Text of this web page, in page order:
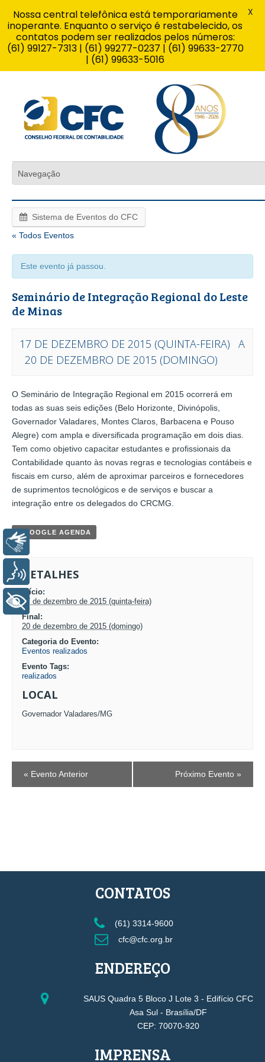
Sistema de Eventos do CFC
« Todos Eventos
Este evento já passou.
Seminário de Integração Regional do Leste
de Minas
17 DE DEZEMBRO DE 2015 (QUINTA-FEIRA)
A
20 DE DEZEMBRO DE 2015 (DOMINGO)
EVENTO
NAVEGAÇÃO
O Seminário de Integração Regional em 2015 ocorrerá em
todas as suas seis edições (Belo Horizonte, Divinópolis,
Governador Valadares, Montes Claros, Barbacena e Pouso
Alegre) com ampla e diversificada programação em dois dias.
Tem como objetivo capacitar estudantes e profissionais da
Contabilidade quanto às novas regras e tecnologias contábeis e
fiscais em curso, além de aproximar parceiros e fornecedores
de suprimentos tecnológicos e de serviços e buscar a
integração entre os delegados do CRCMG.
+ GOOGLE AGENDA
DETALHES
Início:
17 de dezembro de 2015 (quinta-feira)
Final:
20 de dezembro de 2015 (domingo)
Categoria do Evento:
Eventos realizados
Evento Tags:
realizados
LOCAL
Governador Valadares/MG
EVENTO
NAVEGAÇÃO
« Evento Anterior Próximo Evento »
CONTATOS
(61) 3314-9600
cfc@cfc.org.br
ENDEREÇO
SAUS Quadra 5 Bloco J Lote 3 - Edifício CFC
Asa Sul - Brasília/DF
CEP: 70070-920
IMPRENSA
Nossa central telefônica está temporariamente
inoperante. Enquanto o serviço é restabelecido, os
contatos podem ser realizados pelos números:
(61) 99127-7313 | (61) 99277-0237 | (61) 99633-2770
| (61) 99633-5016
X
Libras
Voz
+ Acessibilidade